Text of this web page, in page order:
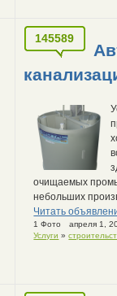
145589
очищаемых
небольших
Читать
1 Фото
апреля 1,
Услуги »